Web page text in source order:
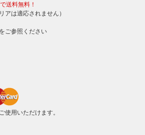
送料無料！
アは適応されません）
をご参照ください
使用いただけます。